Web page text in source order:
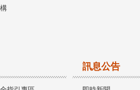
訊息公告